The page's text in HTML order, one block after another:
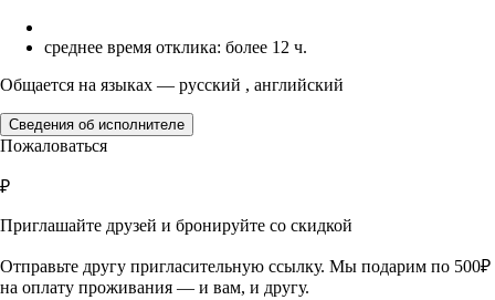
среднее время отклика: более 12 ч.
Общается на языках — русский , английский
Сведения об исполнителе
Пожаловаться
₽
Приглашайте друзей и бронируйте со скидкой
Отправьте другу пригласительную ссылку. Мы подарим по 500₽
на оплату проживания — и вам, и другу.